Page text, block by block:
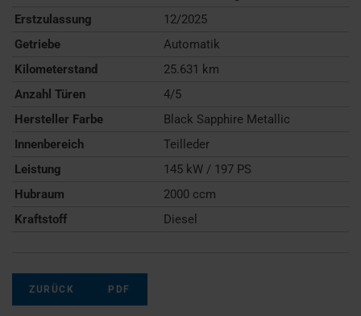
Erstzulassung
12/2025
Getriebe
Automatik
Kilometerstand
25.631 km
Anzahl Türen
4/5
Hersteller Farbe
Black Sapphire Metallic
Innenbereich
Teilleder
Leistung
145 kW / 197 PS
Hubraum
2000 ccm
Kraftstoff
Diesel
ZURÜCK PDF